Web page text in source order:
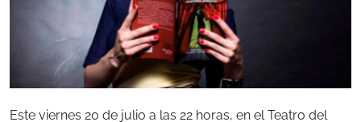
Este viernes 20 de julio a las 22 horas, en el Teatro del